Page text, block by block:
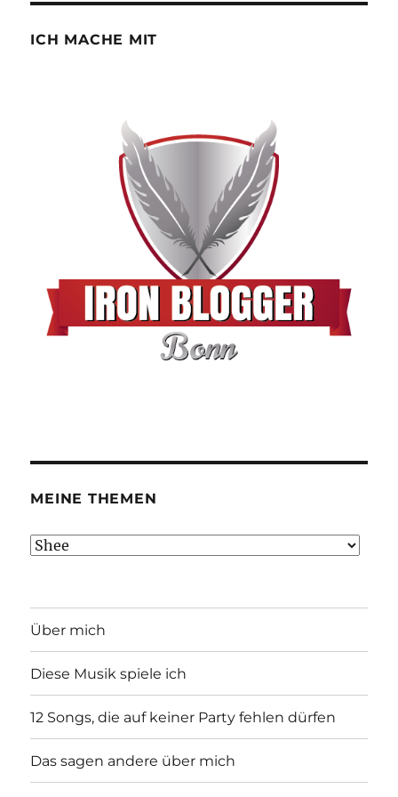
ICH MACHE MIT
MEINE THEMEN
Meine
Über mich
Diese Musik spiele ich
12 Songs, die auf keiner Party fehlen dürfen
Das sagen andere über mich